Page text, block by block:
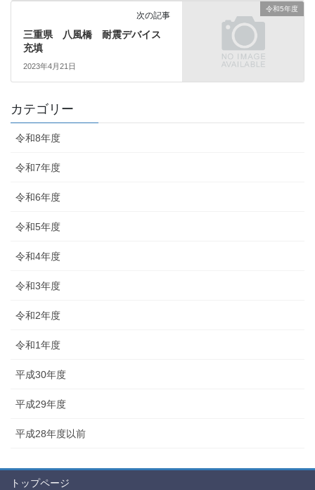
令和5年度
次の記事
三重県 八風橋 耐震デバイス
充填
2023年4月21日
カテゴリー
令和8年度
令和7年度
令和6年度
令和5年度
令和4年度
令和3年度
令和2年度
令和1年度
平成30年度
平成29年度
平成28年度以前
トップページ